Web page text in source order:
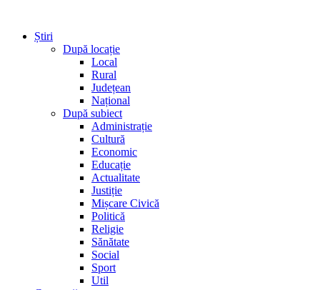
Știri
După locație
Local
Rural
Județean
Național
După subiect
Administrație
Cultură
Economic
Educație
Actualitate
Justiție
Mișcare Civică
Politică
Religie
Sănătate
Social
Sport
Util